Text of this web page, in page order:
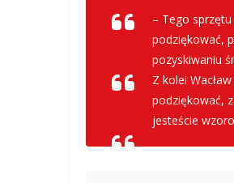
– Tego
podziękować,
pozyskiwaniu
Z kolei
podziękować,
jesteście